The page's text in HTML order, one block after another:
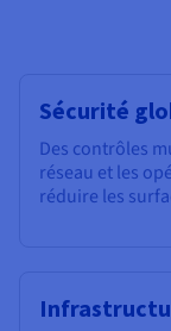
Sécurité
Des contrôles
réseau et les
réduire les